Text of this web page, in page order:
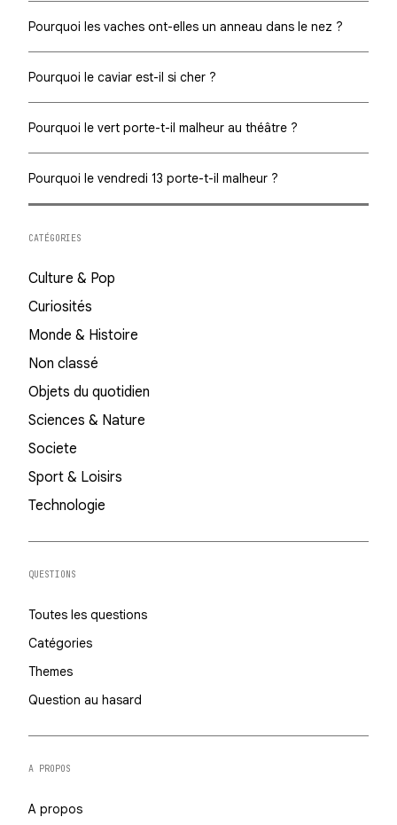
Pourquoi les vaches ont-elles un anneau dans le nez ?
Pourquoi le caviar est-il si cher ?
Pourquoi le vert porte-t-il malheur au théâtre ?
Pourquoi le vendredi 13 porte-t-il malheur ?
CATÉGORIES
Culture & Pop
Curiosités
Monde & Histoire
Non classé
Objets du quotidien
Sciences & Nature
Societe
Sport & Loisirs
Technologie
QUESTIONS
Toutes les questions
Catégories
Themes
Question au hasard
A PROPOS
A propos